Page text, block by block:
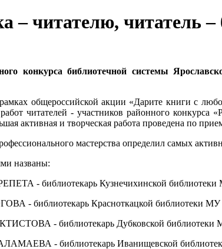
– читателю, читатель –
конкурса библиотечной системы
общероссийской акции «Дарите книги с
читателей - участников районного
активная и творческая работа проведена по
мастерства определил самых
названы:
- библиотекарь Кузнечихинской
- библиотекарь Красноткацкой библиотеки
- библиотекарь Дубковской
- библиотекарь Иванищевской